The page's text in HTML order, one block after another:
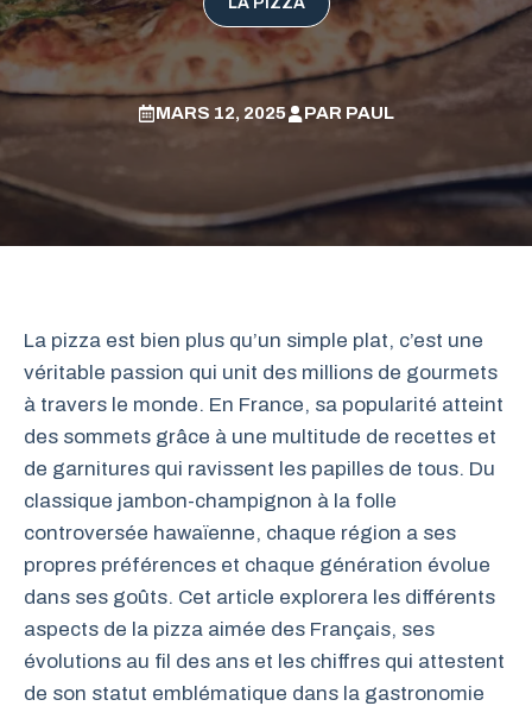
MARS 12, 2025 PAR PAUL
La pizza est bien plus qu’un simple plat, c’est une
véritable passion qui unit des millions de gourmets
à travers le monde. En France, sa popularité atteint
des sommets grâce à une multitude de recettes et
de garnitures qui ravissent les papilles de tous. Du
classique jambon-champignon à la folle
controversée hawaïenne, chaque région a ses
propres préférences et chaque génération évolue
dans ses goûts. Cet article explorera les différents
aspects de la pizza aimée des Français, ses
évolutions au fil des ans et les chiffres qui attestent
de son statut emblématique dans la gastronomie